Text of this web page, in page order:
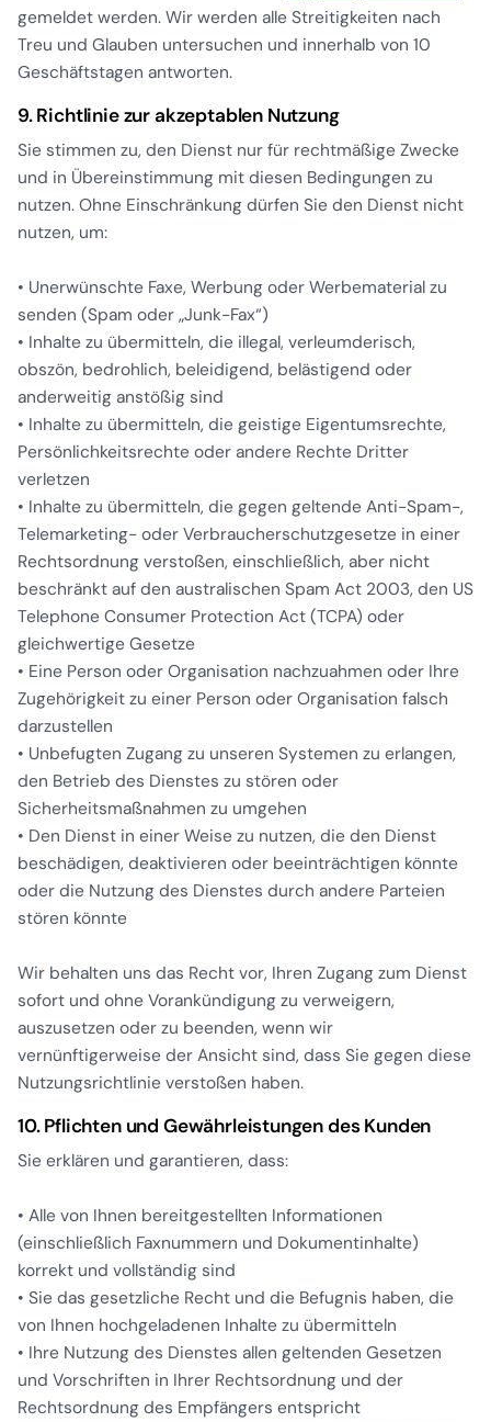
gemeldet werden. Wir werden alle Streitigkeiten nach
Treu und Glauben untersuchen und innerhalb von 10
Geschäftstagen antworten.
9. Richtlinie zur akzeptablen Nutzung
Sie stimmen zu, den Dienst nur für rechtmäßige Zwecke
und in Übereinstimmung mit diesen Bedingungen zu
nutzen. Ohne Einschränkung dürfen Sie den Dienst nicht
nutzen, um:
• Unerwünschte Faxe, Werbung oder Werbematerial zu
senden (Spam oder „Junk-Fax“)
• Inhalte zu übermitteln, die illegal, verleumderisch,
obszön, bedrohlich, beleidigend, belästigend oder
anderweitig anstößig sind
• Inhalte zu übermitteln, die geistige Eigentumsrechte,
Persönlichkeitsrechte oder andere Rechte Dritter
verletzen
• Inhalte zu übermitteln, die gegen geltende Anti-Spam-,
Telemarketing- oder Verbraucherschutzgesetze in einer
Rechtsordnung verstoßen, einschließlich, aber nicht
beschränkt auf den australischen Spam Act 2003, den US
Telephone Consumer Protection Act (TCPA) oder
gleichwertige Gesetze
• Eine Person oder Organisation nachzuahmen oder Ihre
Zugehörigkeit zu einer Person oder Organisation falsch
darzustellen
• Unbefugten Zugang zu unseren Systemen zu erlangen,
den Betrieb des Dienstes zu stören oder
Sicherheitsmaßnahmen zu umgehen
• Den Dienst in einer Weise zu nutzen, die den Dienst
beschädigen, deaktivieren oder beeinträchtigen könnte
oder die Nutzung des Dienstes durch andere Parteien
stören könnte
Wir behalten uns das Recht vor, Ihren Zugang zum Dienst
sofort und ohne Vorankündigung zu verweigern,
auszusetzen oder zu beenden, wenn wir
vernünftigerweise der Ansicht sind, dass Sie gegen diese
Nutzungsrichtlinie verstoßen haben.
10. Pflichten und Gewährleistungen des Kunden
Sie erklären und garantieren, dass:
• Alle von Ihnen bereitgestellten Informationen
(einschließlich Faxnummern und Dokumentinhalte)
korrekt und vollständig sind
• Sie das gesetzliche Recht und die Befugnis haben, die
von Ihnen hochgeladenen Inhalte zu übermitteln
• Ihre Nutzung des Dienstes allen geltenden Gesetzen
und Vorschriften in Ihrer Rechtsordnung und der
Rechtsordnung des Empfängers entspricht